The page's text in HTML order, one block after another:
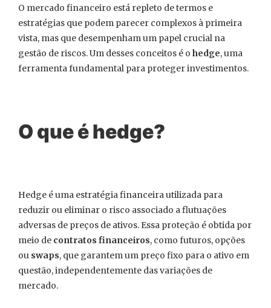
O mercado financeiro está repleto de termos e
estratégias que podem parecer complexos à primeira
vista, mas que desempenham um papel crucial na
gestão de riscos. Um desses conceitos é o hedge, uma
ferramenta fundamental para proteger investimentos.
O que é hedge?
Hedge é uma estratégia financeira utilizada para
reduzir ou eliminar o risco associado a flutuações
adversas de preços de ativos. Essa proteção é obtida por
meio de contratos financeiros, como futuros, opções
ou swaps, que garantem um preço fixo para o ativo em
questão, independentemente das variações de
mercado.